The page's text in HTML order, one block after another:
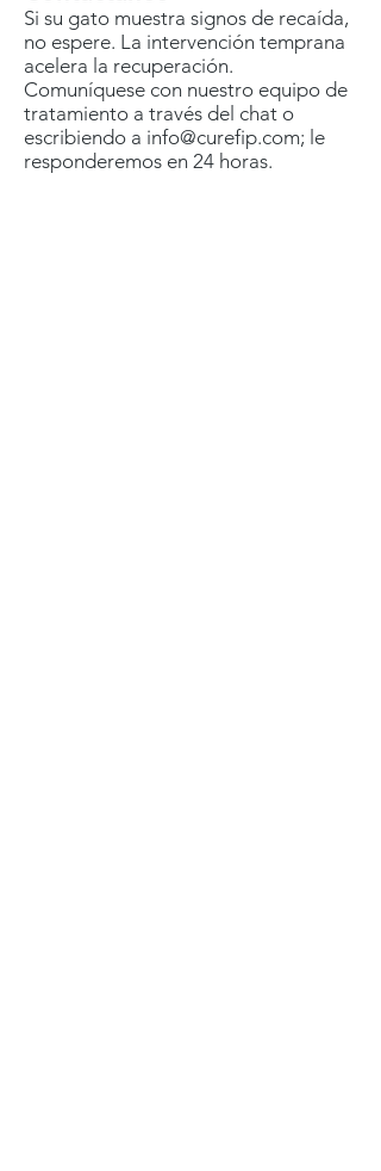
Si su gato muestra signos de recaída,
no espere. La intervención temprana
acelera la recuperación.
Comuníquese con nuestro equipo de
tratamiento a través del chat o
escribiendo a info@curefip.com; le
responderemos en 24 horas.